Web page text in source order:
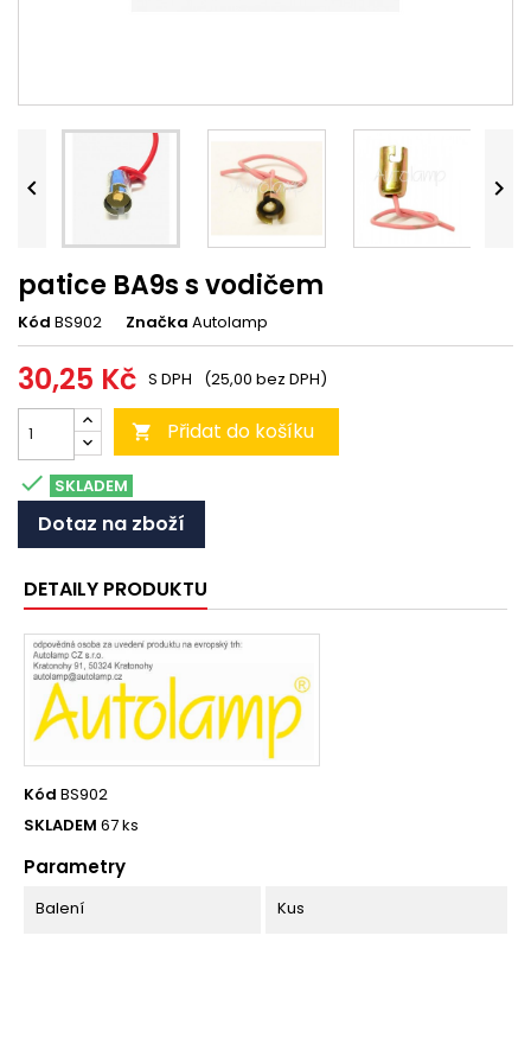
 
patice BA9s s vodičem
Kód BS902 Značka Autolamp
30,25 Kč S DPH (25,00 bez DPH)
 Přidat do košíku
 SKLADEM
Dotaz na zboží
DETAILY PRODUKTU
Kód BS902
SKLADEM 67 ks
Parametry
Balení Kus